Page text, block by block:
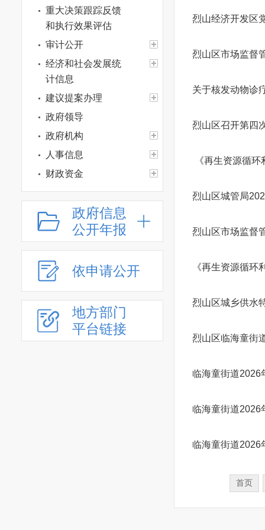
重大决策跟踪反馈
和执行效果评估
审计公开
经济和社会发展统
计信息
建议提案办理
政府领导
政府机构
人事信息
财政资金
应急管理
行政权力
政府集中采购
“放管服”改革
“双招双引”专项工作
公共资源交易
义务教育
户籍管理
政府信息
公开年报
依申请公开
地方部门
平台链接
烈山经济开发区
烈山区市场监督
关于核发动物诊
烈山区召开第四
《再生资源循
烈山区城管局
烈山区市场监督
《再生资源循
烈山区城乡供水
烈山区临海童街
临海童街道2026
临海童街道2026
临海童街道2026
首页